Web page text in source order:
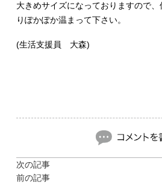
大きめサイズになっておりますので
りぽかぽか温まって下さい。
(生活支援員 大森)
次の記事
前の記事